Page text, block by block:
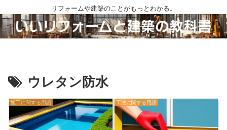
リフォームや建築のことがもっとわかる。
ウレタン防水
施工に関する用語 工法に関する用語